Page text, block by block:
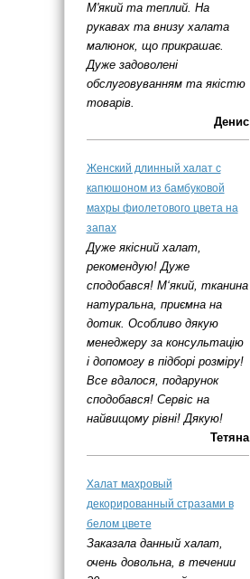
М'який та теплий. На
рукавах та внизу халата
малюнок, що прикрашає.
Дуже задоволені
обслуговуванням та якістю
товарів.
Денис
Женский длинный халат с
капюшоном из бамбуковой
махры фиолетового цвета на
запах
Дуже якісний халат,
рекомендую! Дуже
сподобався! М‘який, тканина
натуральна, приємна на
дотик. Особливо дякую
менеджеру за консультацію
і допомогу в підборі розміру!
Все вдалося, подарунок
сподобався! Сервіс на
найвищому рівні! Дякую!
Тетяна
Халат махровый
декорированный стразами в
белом цвете
Заказала данный халат,
очень довольна, в течении